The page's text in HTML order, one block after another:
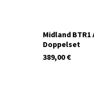
Midland
Doppelset
€
389,00